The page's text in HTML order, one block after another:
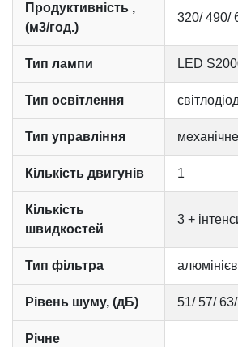
Продуктивність ,
(м3/год.)
320/ 490/
Тип лампи LED
Тип освітлення
Тип управління механічне
Кількість двигунів 1
Кількість
швидкостей
3 +
Тип фільтра
Рівень шуму, (дБ) 51/ 57/
Річне